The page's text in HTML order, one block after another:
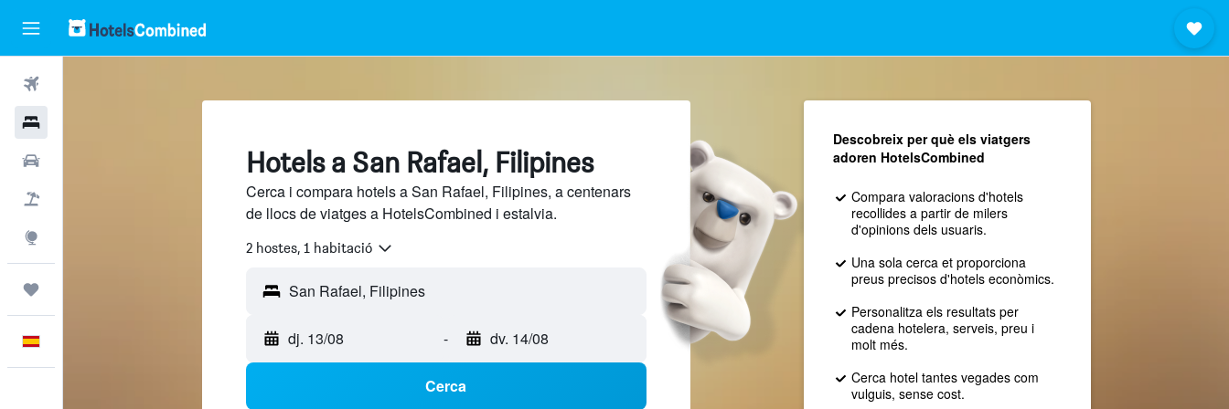
Hotels a San Rafael, Filipines
Cerca i compara hotels a San Rafael, Filipines, a centenars
de llocs de viatges a HotelsCombined i estalvia.
2 hostes, 1 habitació
dj. 13/08 - dv. 14/08
Cerca
Descobreix per què els viatgers
adoren HotelsCombined
Compara valoracions d'hotels
recollides a partir de milers
d'opinions dels usuaris.
Una sola cerca et proporciona
preus precisos d'hotels econòmics.
Personalitza els resultats per
cadena hotelera, serveis, preu i
molt més.
Cerca hotel tantes vegades com
vulguis, sense cost.